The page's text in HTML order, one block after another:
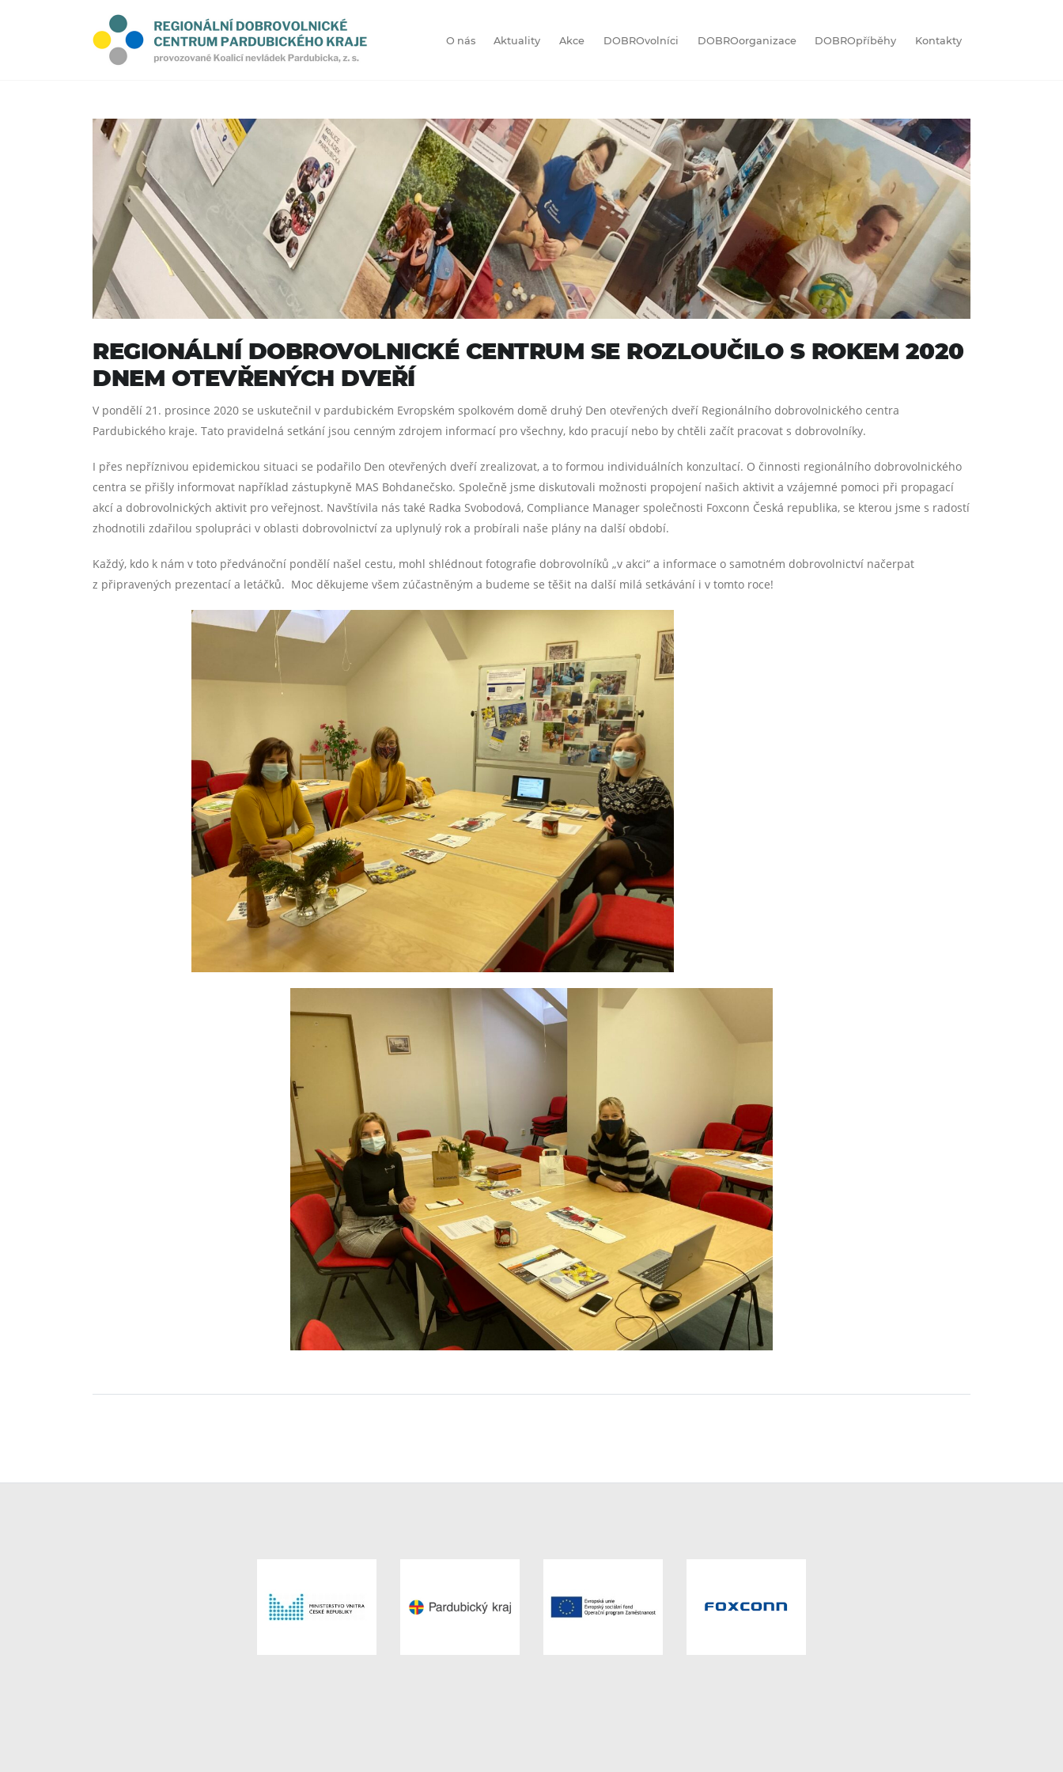
O nás Aktuality Akce DOBROvolníci DOBROorganizace DOBROpříběhy Kontakty
REGIONÁLNÍ DOBROVOLNICKÉ CENTRUM SE ROZLOUČILO S ROKEM 2020
DNEM OTEVŘENÝCH DVEŘÍ
V pondělí 21. prosince 2020 se uskutečnil v pardubickém Evropském spolkovém domě druhý Den otevřených dveří Regionálního dobrovolnického centra
Pardubického kraje. Tato pravidelná setkání jsou cenným zdrojem informací pro všechny, kdo pracují nebo by chtěli začít pracovat s dobrovolníky.
I přes nepříznivou epidemickou situaci se podařilo Den otevřených dveří zrealizovat, a to formou individuálních konzultací. O činnosti regionálního dobrovolnického
centra se přišly informovat například zástupkyně MAS Bohdanečsko. Společně jsme diskutovali možnosti propojení našich aktivit a vzájemné pomoci při propagací
akcí a dobrovolnických aktivit pro veřejnost. Navštívila nás také Radka Svobodová, Compliance Manager společnosti Foxconn Česká republika, se kterou jsme s radostí
zhodnotili zdařilou spolupráci v oblasti dobrovolnictví za uplynulý rok a probírali naše plány na další období.
Každý, kdo k nám v toto předvánoční pondělí našel cestu, mohl shlédnout fotografie dobrovolníků „v akci“ a informace o samotném dobrovolnictví načerpat
z připravených prezentací a letáčků. Moc děkujeme všem zúčastněným a budeme se těšit na další milá setkávání i v tomto roce!